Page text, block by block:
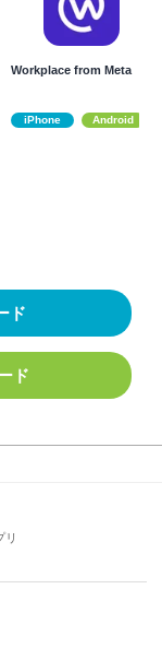
Workplace from Meta
iPhone Android
ド
ド
リ